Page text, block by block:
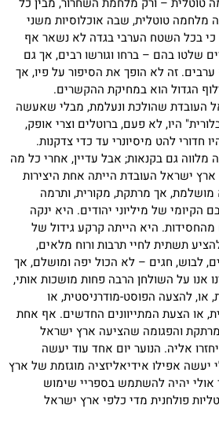
מלחמה טוטלית, שבה אוכלוסיות משני
כי בכל השטח הערבי בגדה לא נשאר אף
שלטו בהם – ברחו וגורשו רבים, אך גם
זה לא הופך את הסיפור על פיו, אך
הגדול הוא במחיקת ההקשרים.
העובדת שהולכת ונעלמת, מבלי שאעשה
היו, לא פעם, ברוטלים וצרי אופק,
חדורי להט מיסיונרי עד כדי צדקנות.
גם בקנאות; אבל עדיין, אחרי כל מה
ארץ ישראל העובדת הייתה אחת היצירות
מושלמת, אך מרתקת, מקורית, ותרמה
של מיליוני יהודים. היא ינקה
מהחסידות. היא הייתה קרקע גידול של
תשתית לחיי תרבות ורוח מלאים,
לבוש, חגים – לא הכול יפה ומושלם, אך
אנו על השולחן הרבה פחות מושכות אותי,
או, להצעה הפוסט-מודרניסטית, או
או הצעת המתייוונים החדשים. אף אחת
והפגומה שהציעה ארץ ישראל
אליה. הנוער יום אחד עוד יעשה
יעשה אפילו אידיאליזציה מוגזמת של ארץ
יהיה להשתמש בספריי שימוש
פולחנית מדי כלפי ארץ ישראל